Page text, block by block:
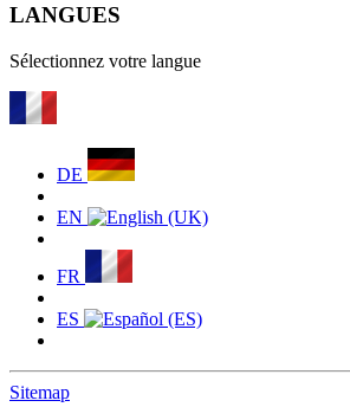
LANGUES
Sélectionnez votre langue
DE
EN
FR
ES
Sitemap